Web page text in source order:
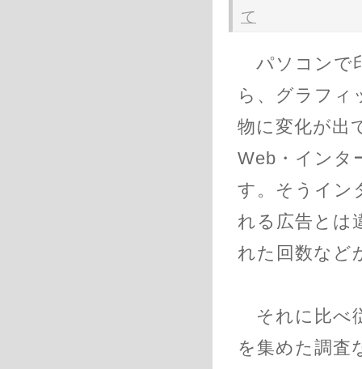
て
パソコンで
ら、グラフィ
物に変化が出
Web・インタ
す。そうイン
れる広告とは
れた回数など
それに比べ
を集めた調査